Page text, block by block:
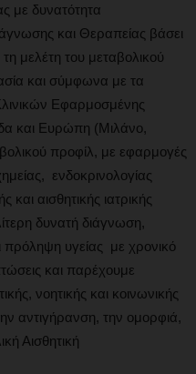
με δυνατότητα
και Θεραπείας βάσει
μελέτη του μεταβολικού
και σύμφωνα με τα
Εφαρμοσμένης
και Ευρώπη (Μιλάνο,
προφίλ, με εφαρμογές
ενδοκρινολογίας
και αισθητικής ιατρικής
δυνατή διάγνωση,
υγείας με χρονικό
και παρέχουμε
νοητικής και κοινωνικής
αντιγήρανση, την ομορφιά,
Αισθητική